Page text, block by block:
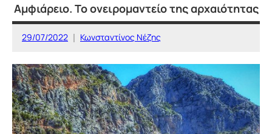
Αμφιάρειο. Το ονειρομαντείο της αρχαιότητας
29/07/2022 Κωνσταντίνος Νέζης
ΙΣΤΟΡΙΚΕΣ
ΤΟΠΟΘΕΣΙΕΣ